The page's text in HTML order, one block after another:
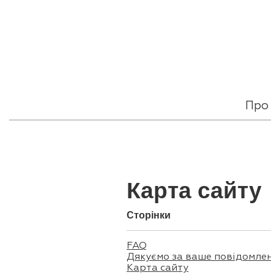
Про
Карта сайту
Сторінки
FAQ
Дякуємо за ваше
Карта сайту